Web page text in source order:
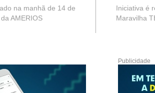
durante visita
do MEC
na manhã de 14 de
AMERIOS
Iniciativa é
Maravilha
Publicidade